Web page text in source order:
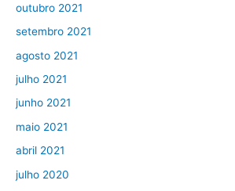
outubro 2021
setembro 2021
agosto 2021
julho 2021
junho 2021
maio 2021
abril 2021
julho 2020